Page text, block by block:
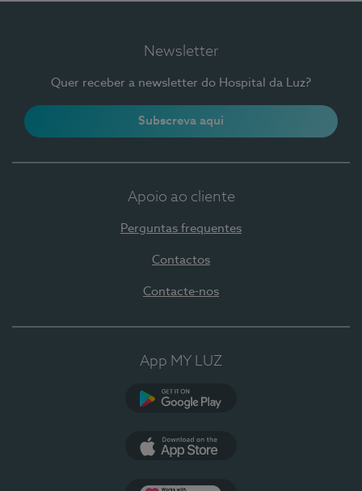
Newsletter
Quer receber a newsletter do Hospital da Luz?
Subscreva aqui
Apoio ao cliente
Perguntas frequentes
Contactos
Contacte-nos
App MY LUZ